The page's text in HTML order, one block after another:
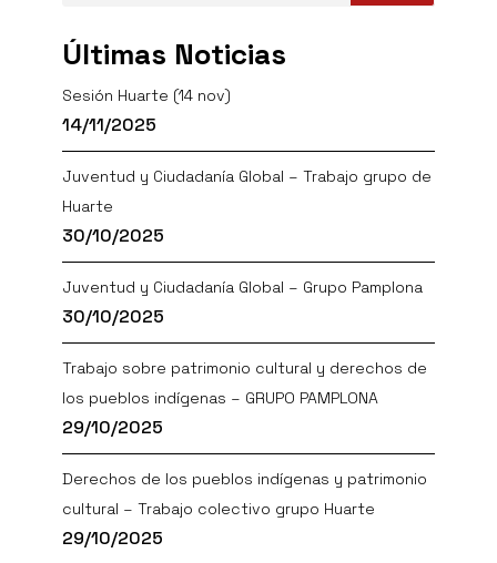
Últimas Noticias
Sesión Huarte (14 nov)
14/11/2025
Juventud y Ciudadanía Global – Trabajo grupo de
Huarte
30/10/2025
Juventud y Ciudadanía Global – Grupo Pamplona
30/10/2025
Trabajo sobre patrimonio cultural y derechos de
los pueblos indígenas – GRUPO PAMPLONA
29/10/2025
Derechos de los pueblos indígenas y patrimonio
cultural – Trabajo colectivo grupo Huarte
29/10/2025